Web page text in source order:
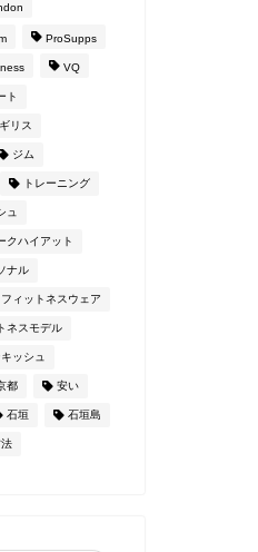
ProSupps
VQ
ト
リス
ジム
トレーニング
ュ
クハイアット
ナル
フィットネスウェア
ネスモデル
ッシュ
都 安い
石垣 石垣島